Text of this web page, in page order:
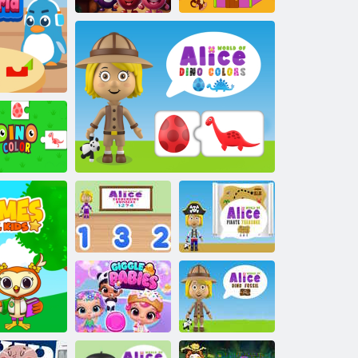
Toddie katicabogár
Keresse meg a
Színt
A gyerekek
házat építenek
Alice Dino színek világa
Dino szín
Alice
sorozatszámok
világa
Alice Pirate
Treasure világa